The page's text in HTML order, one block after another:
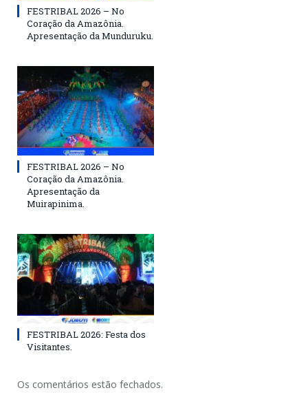
FESTRIBAL 2026 – No
Coração da Amazônia.
Apresentação da Munduruku.
FESTRIBAL 2026 – No
Coração da Amazônia.
Apresentação da
Muirapinima.
FESTRIBAL 2026: Festa dos
Visitantes.
Os comentários estão fechados.